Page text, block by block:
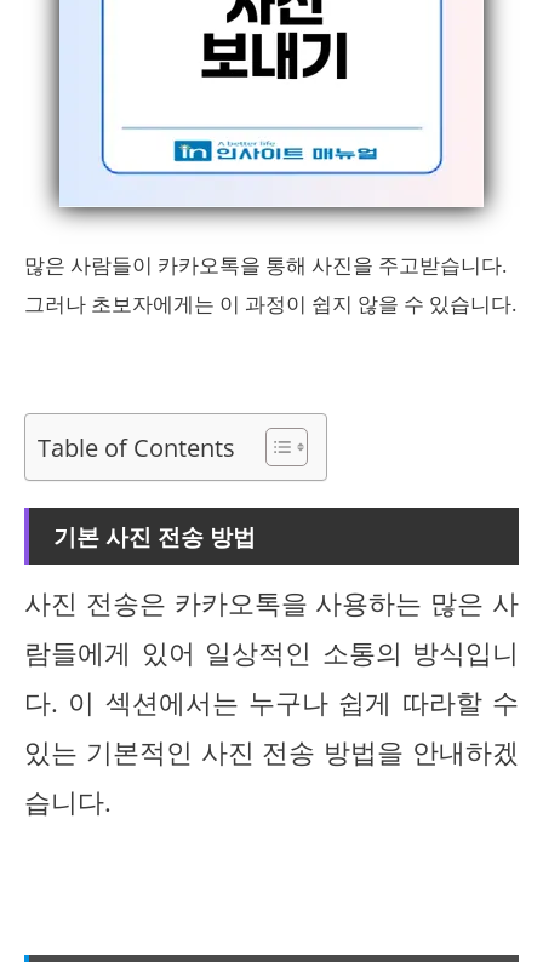
많은 사람들이 카카오톡을 통해 사진을 주고받습니다.
그러나 초보자에게는 이 과정이 쉽지 않을 수 있습니다.
Table of Contents
기본 사진 전송 방법
사진 전송은 카카오톡을 사용하는 많은 사
람들에게 있어 일상적인 소통의 방식입니
다. 이 섹션에서는 누구나 쉽게 따라할 수
있는 기본적인 사진 전송 방법을 안내하겠
습니다.